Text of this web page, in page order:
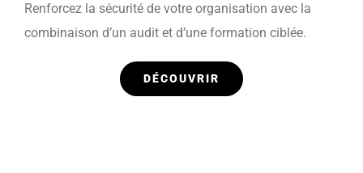
Renforcez la sécurité de votre organisation avec la
combinaison d’un audit et d’une formation ciblée.
DÉCOUVRIR